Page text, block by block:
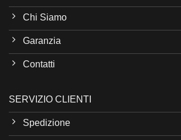
Chi Siamo
Garanzia
Contatti
SERVIZIO CLIENTI
Spedizione